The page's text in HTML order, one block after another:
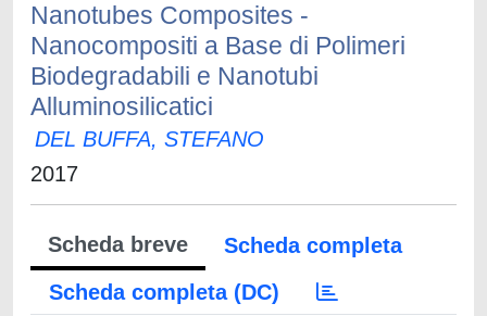
Nanotubes Composites -
Nanocompositi a Base di Polimeri
Biodegradabili e Nanotubi
Alluminosilicatici
DEL BUFFA, STEFANO
2017
Scheda breve
Scheda completa
Scheda completa (DC)